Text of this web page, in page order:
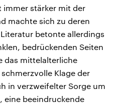
immer stärker mit der
machte sich zu deren
betonte allerdings
bedrückenden Seiten
das mittelalterliche
Klage der
in verzweifelter Sorge um
eine beeindruckende